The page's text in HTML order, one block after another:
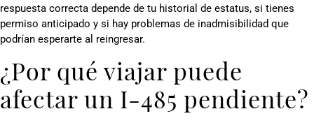
respuesta correcta depende de tu historial de estatus, si tienes
permiso anticipado y si hay problemas de inadmisibilidad que
podrían esperarte al reingresar.
¿Por qué viajar puede
afectar un I-485 pendiente?